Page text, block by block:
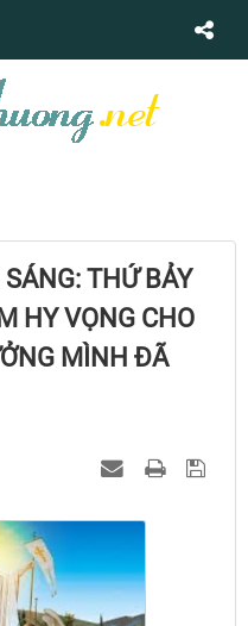
THỨ BẢY
HY VỌNG CHO
MÌNH ĐÃ